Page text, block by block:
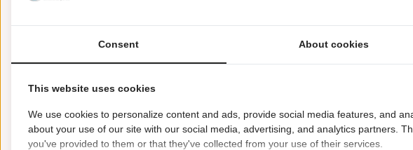
Clubkampioenschap
Vereniging Beek
Consent About cookies
This website uses cookies
We use cookies to personalize content and ads, provide social media features, and
about your use of our site with our social media, advertising, and analytics partners.
you've provided to them or that they've collected from your use of their services.